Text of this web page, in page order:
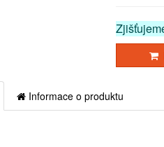
Informace o produktu